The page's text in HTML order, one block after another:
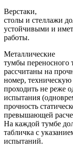
Верстаки,
столы и стеллажи
устойчивыми и
работы.
Металлические
тумбы
рассчитаны на
номер,
проходить не реже
испытания
прочность
превышающей
На каждой тумбе
табличка с
испытаний.